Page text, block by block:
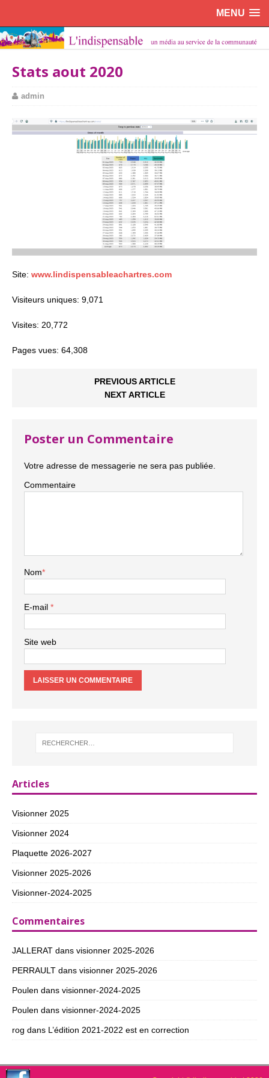
MENU
Stats aout 2020
admin
Site: www.lindispensableachartres.com
Visiteurs uniques: 9,071
Visites: 20,772
Pages vues: 64,308
PREVIOUS ARTICLE
NEXT ARTICLE
Poster un Commentaire
Votre adresse de messagerie ne sera pas publiée.
Commentaire
Nom*
E-mail *
Site web
Articles
Visionner 2025
Visionner 2024
Plaquette 2026-2027
Visionner 2025-2026
Visionner-2024-2025
Commentaires
JALLERAT dans visionner 2025-2026
PERRAULT dans visionner 2025-2026
Poulen dans visionner-2024-2025
Poulen dans visionner-2024-2025
rog dans L’édition 2021-2022 est en correction